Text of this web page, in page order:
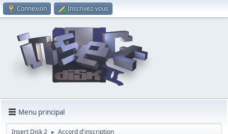
Connexion Inscrivez-vous
Menu principal
Insert Disk 2 ► Accord d'inscription